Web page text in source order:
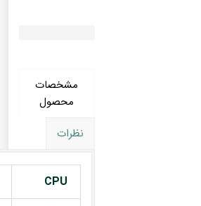
مشخصات
محصول
نظرات
CPU